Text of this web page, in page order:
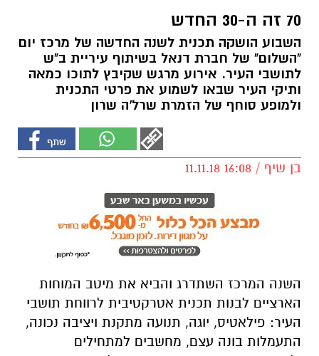
70 זה ה-30 החדש
השבוע הושקה תכנית לשנה החדשה של מרכז יום
"השלום" של חברת דנאל בשיתוף עיריית ב"ש
לתושבי העיר. אירוע מרגש שקיבץ לתוכו כמאה
ותיקי העיר שבאו לשמוע את פרטי התכנית
ולמופע סוחף של הזמרת שרל'ה שרון
בן שיף / 16:08 11.11.18
השנה המרכז השתדרג והביא את מיטב המוחות
הארציים לבנות תכנית אטרקטיבית לרווחת תושבי
העיר: פילאטיס, יוגה, תנועה מתקנת ויציבה נכונה,
ולמתקדמים בעברית וברוסית, אנגלית מדוברת,
סדנא למניעת הידרדרות בתפקוד הזיכרון "תרגלת
זכרת", ציור, פסיפס זכוכית, עיסת נייר, קרמיקה,
תכשיטנות וכמובן הצגת חוגים חדשים